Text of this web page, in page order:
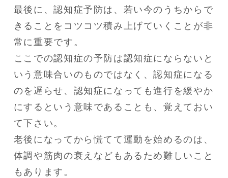
最後に、認知症予防は、若い今のうちからで
きることをコツコツ積み上げていくことが非
常に重要です。
ここでの認知症の予防は認知症にならないと
いう意味合いのものではなく、認知症になる
のを遅らせ、認知症になっても進行を緩やか
にするという意味であることも、覚えておい
て下さい。
老後になってから慌てて運動を始めるのは、
体調や筋肉の衰えなどもあるため難しいこと
もあります。